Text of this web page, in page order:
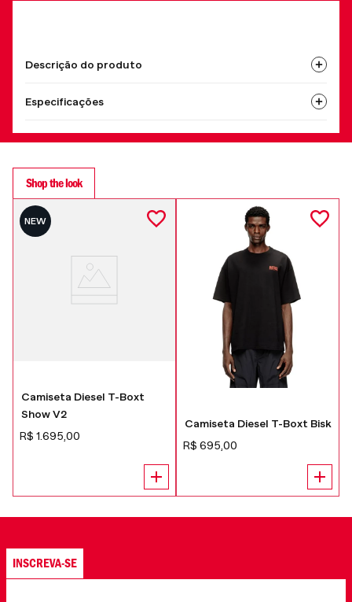
Descrição do produto
Especificações
Shop the look
NEW
Camiseta Diesel T-Boxt
Show V2
R$ 1 695 00
Camiseta Diesel T-Boxt Bisk
R$ 695 00
INSCREVA-SE